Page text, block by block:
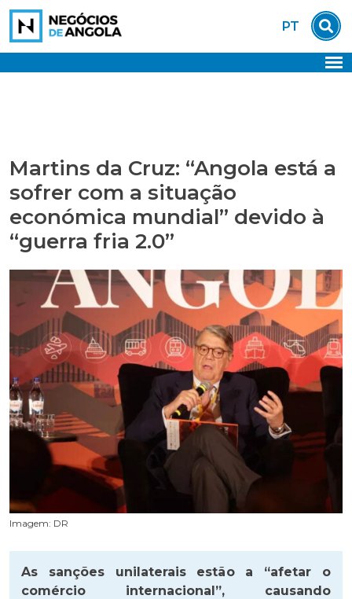
Skip
content
PT
Martins da Cruz: “Angola está a
sofrer com a situação
económica mundial” devido à
“guerra fria 2.0”
Imagem: DR
As sanções unilaterais estão a “afetar o
comércio internacional”, causando